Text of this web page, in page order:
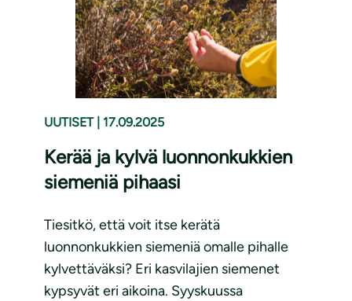
UUTISET 17.09.2025
Kerää ja kylvä luonnonkukkien
siemeniä pihaasi
Tiesitkö, että voit itse kerätä
luonnonkukkien siemeniä omalle pihalle
kylvettäväksi? Eri kasvilajien siemenet
kypsyvät eri aikoina. Syyskuussa